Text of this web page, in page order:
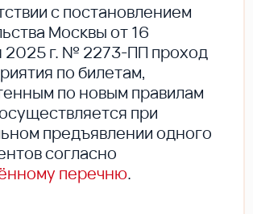
с постановлением
Москвы от 16
2025 г. № 2273-ПП проход
по билетам,
по новым правилам
при
предъявлении одного
согласно
перечню.